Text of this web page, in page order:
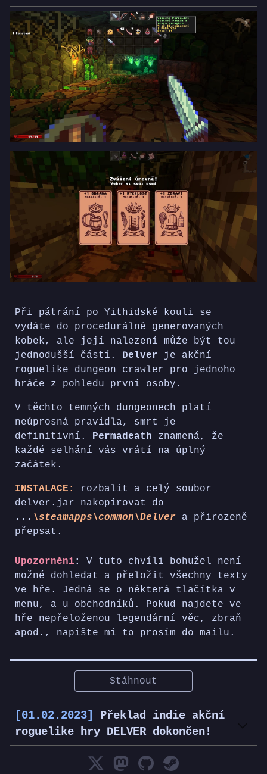
Při pátrání po Yithidské kouli se
vydáte do procedurálně generovaných
kobek, ale její nalezení může být tou
jednodušší částí. Delver je akční
roguelike dungeon crawler pro jednoho
hráče z pohledu první osoby.
V těchto temných dungeonech platí
neúprosná pravidla, smrt je
definitivní. Permadeath znamená, že
každé selhání vás vrátí na úplný
začátek.
INSTALACE:
rozbalit a celý soubor
delver.jar nakopírovat do
... \steamapps\common\Delver
a přirozeně
přepsat.
Upozornění :
V tuto chvíli bohužel není
možné dohledat a přeložit všechny texty
ve hře. Jedná se o některá tlačítka v
menu, a u obchodníků. Pokud najdete ve
hře nepřeloženou legendární věc, zbraň
apod., napište mi to prosím do mailu.
Stáhnout
[01.02.2023]
Překlad indie akční
roguelike hry DELVER dokončen!